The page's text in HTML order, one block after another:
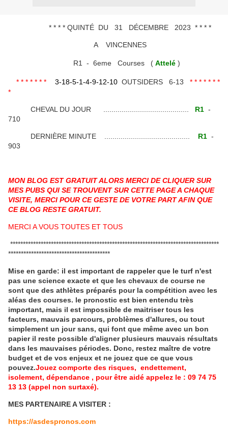
* * * * QUINTÉ DU 31 DÉCEMBRE 2023 * * * *
A VINCENNES
R1 - 6eme Courses ( Attelé )
* * * * * * * 3-18-5-1-4-9-12-10OUTSIDERS 6-13
* * * * * * *
*
CHEVAL DU JOUR .......................................... R1 -
710
DERNIÈRE MINUTE .......................................... R1 -
903
MON BLOG EST GRATUIT ALORS MERCI DE CLIQUER SUR
MES PUBS QUI SE TROUVENT SUR CETTE PAGE A CHAQUE
VISITE, MERCI POUR CE GESTE DE VOTRE PART AFIN QUE
CE BLOG RESTE GRATUIT.
MERCI A VOUS TOUTES ET TOUS
**********************************************************************************
****************************************
Mise en garde: il est important de rappeler que le turf n'est
pas une science exacte et que les chevaux de course ne
sont que des athlètes préparés pour la compétition avec les
aléas des courses. le pronostic est bien entendu très
important, mais il est impossible de maitriser tous les
facteurs, mauvais parcours, problèmes d'allures, ou tout
simplement un jour sans, qui font que même avec un bon
papier il reste possible d'aligner plusieurs mauvais résultats
dans les mauvaises périodes. Donc, restez maître de votre
budget et de vos enjeux et ne jouez que ce que vous
pouvez.Jouez comporte des risques, endettement,
isolement, dépendance , pour être aidé appelez le : 09 74 75
13 13 (appel non surtaxé).
MES PARTENAIRE A VISITER :
https://asdespronos.com